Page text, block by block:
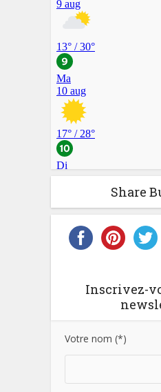
Share
Inscrivez-
Votre nom (*)